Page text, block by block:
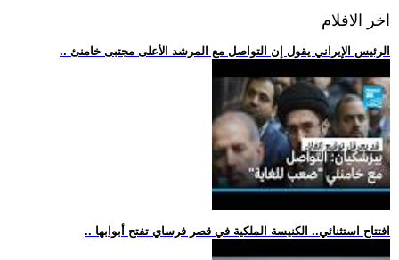
اخر الافلام
.. الرئيس الإيراني يقول إن التواصل مع المرشد الأعلى مجتبى خامنئ
.. افتتاح استثنائي.. الكنيسة الملكية في قصر فرساي تفتح أبوابها